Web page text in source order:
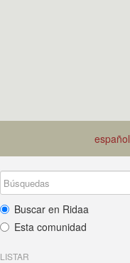
español
Buscar en Ridaa
Esta comunidad
LISTAR